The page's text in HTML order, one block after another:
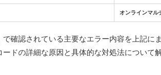
オンラインマル
で確認されている主要なエラー内容を上記に
ドの詳細な原因と具体的な対処法について